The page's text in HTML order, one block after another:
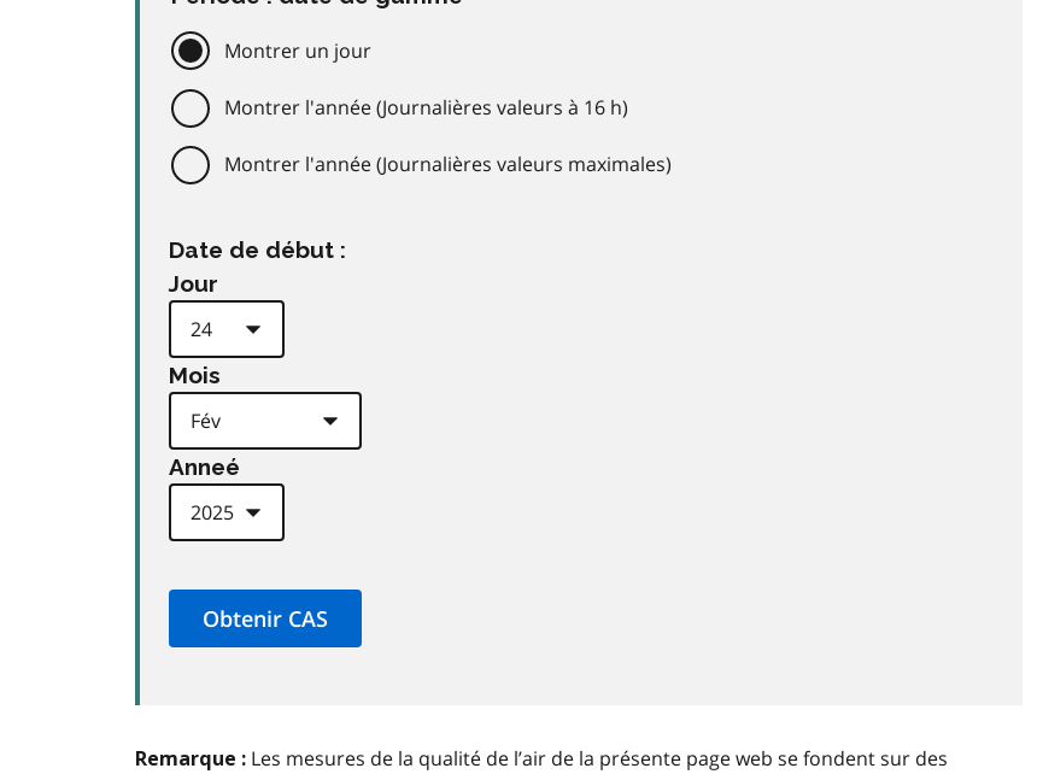
Montrer un jour
Montrer l'année (Journalières valeurs à 16 h)
Montrer l'année (Journalières valeurs maximales)
Date de début :
Jour
Mois
Anneé
Remarque : Les mesures de la qualité de l’air de la présente page web se fondent sur des